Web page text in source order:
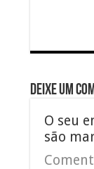
Deixe um
O seu
são